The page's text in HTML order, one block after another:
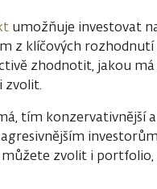
umožňuje investovat
z klíčových
zhodnotit, jakou
zvolit.
tím konzervativnější
zvolit i